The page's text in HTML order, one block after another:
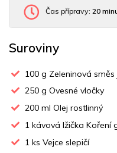
Čas přípravy:20
Suroviny
100 g Zeleninová
250 g Ovesné vločky
200 ml Olej rostlinný
1 kávová lžička Koření
1 ks Vejce slepičí